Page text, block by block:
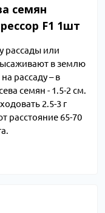
семян
F1 1шт
рассады или
в землю
рассаду – в
семян - 1.5-2 см.
2.5-3 г
расстояние 65-70